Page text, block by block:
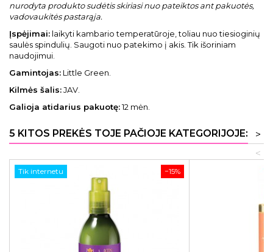
nurodyta produkto sudėtis skiriasi nuo pateiktos ant pakuotės,
vadovaukitės pastarąja.
Įspėjimai: laikyti kambario temperatūroje, toliau nuo tiesioginių
saulės spindulių. Saugoti nuo patekimo į akis. Tik išoriniam
naudojimui.
Gamintojas: Little Green.
Kilmės šalis:JAV.
Galioja atidarius pakuotę:12 mėn.
5 KITOS PREKĖS TOJE PAČIOJE KATEGORIJOJE:
>
<
−15%
Tik internetu